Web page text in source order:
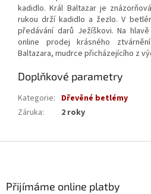
kadidlo. Král Baltazar je
rukou drží kadidlo a žezlo. V
předávání darů Ježíškovi. Na
online prodej krásného
Baltazara, mudrce přicházejícího z
Doplňkové parametry
Kategorie: Dřevěné betlémy
Záruka: 2 roky
Přijímáme online platby